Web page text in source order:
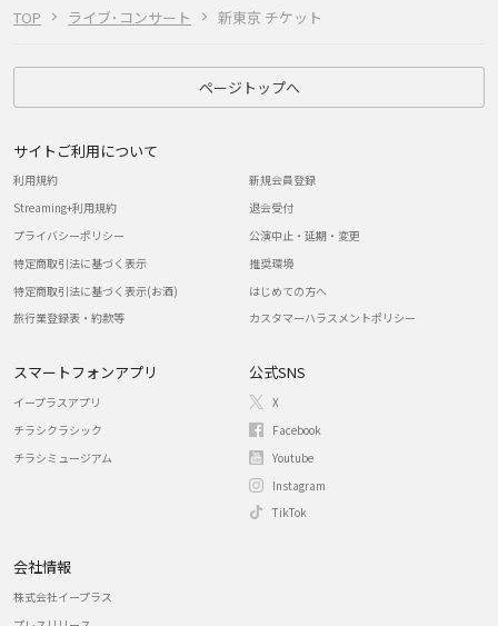
TOP ライブ･コンサート 新東京 チケット
ページトップへ
サイトご利用について
利用規約
Streaming+利用規約
プライバシーポリシー
特定商取引法に基づく表示
特定商取引法に基づく表示(お酒)
旅行業登録表・約款等
新規会員登録
退会受付
公演中止・延期・変更
推奨環境
はじめての方へ
カスタマーハラスメントポリシー
スマートフォンアプリ
イープラスアプリ
チラシクラシック
チラシミュージアム
公式SNS
X
Facebook
Youtube
Instagram
TikTok
会社情報
株式会社イープラス